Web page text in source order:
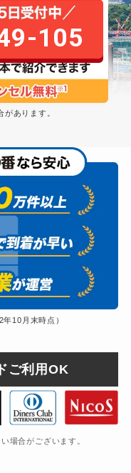
105
あります。
10月末時点）
ご利用OK
場合がございます。